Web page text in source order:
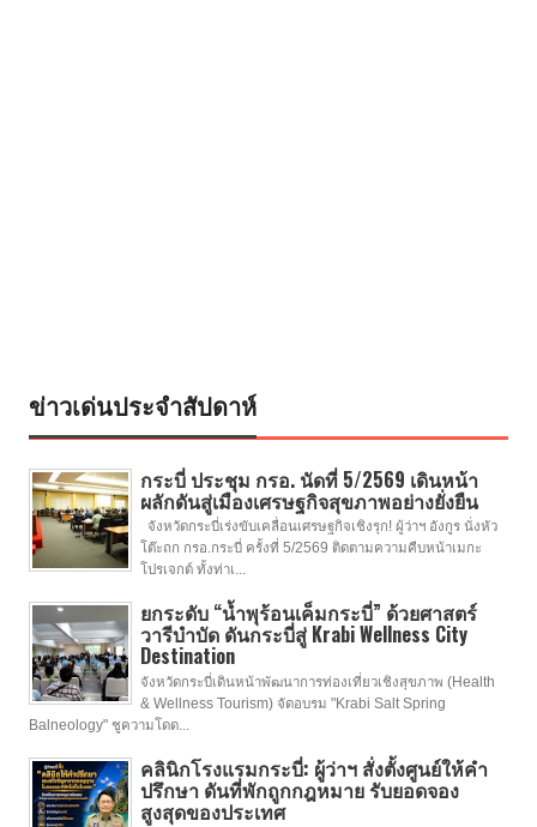
ข่าวเด่นประจำสัปดาห์
กระบี่ ประชุม กรอ. นัดที่ 5/2569 เดินหน้า
ผลักดันสู่เมืองเศรษฐกิจสุขภาพอย่างยั่งยืน
จังหวัดกระบี่เร่งขับเคลื่อนเศรษฐกิจเชิงรุก! ผู้ว่าฯ อังกูร นั่งหัว
โต๊ะถก กรอ.กระบี่ ครั้งที่ 5/2569 ติดตามความคืบหน้าเมกะ
โปรเจกต์ ทั้งท่าเ...
ยกระดับ “น้ำพุร้อนเค็มกระบี่” ด้วยศาสตร์
วารีบำบัด ดันกระบี่สู่ Krabi Wellness City
Destination
จังหวัดกระบี่เดินหน้าพัฒนาการท่องเที่ยวเชิงสุขภาพ (Health
& Wellness Tourism) จัดอบรม "Krabi Salt Spring
Balneology" ชูความโดด...
คลินิกโรงแรมกระบี่: ผู้ว่าฯ สั่งตั้งศูนย์ให้คำ
ปรึกษา ดันที่พักถูกกฎหมาย รับยอดจอง
สูงสุดของประเทศ